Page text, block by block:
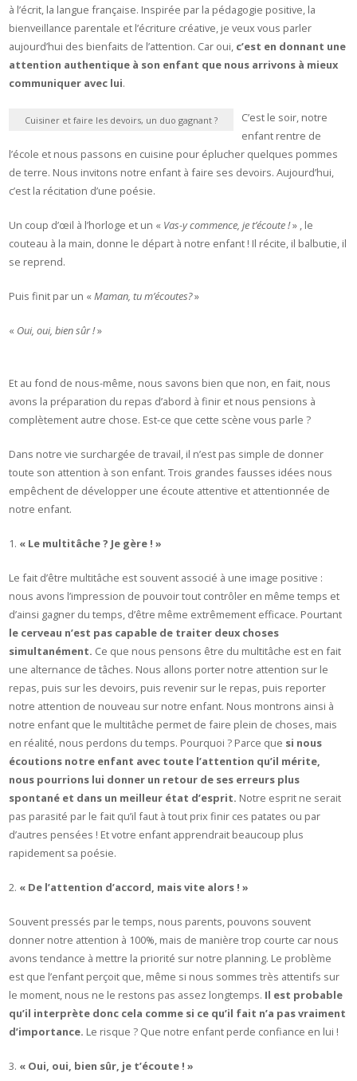
à l’écrit, la langue française. Inspirée par la pédagogie positive, la
bienveillance parentale et l’écriture créative, je veux vous parler
aujourd’hui des bienfaits de l’attention. Car oui, c’est en donnant une
attention authentique à son enfant que nous arrivons à mieux
communiquer avec lui.
Cuisiner et faire les devoirs, un duo gagnant ?
C’est le soir, notre
enfant rentre de
l’école et nous passons en cuisine pour éplucher quelques pommes
de terre. Nous invitons notre enfant à faire ses devoirs. Aujourd’hui,
c’est la récitation d’une poésie.
Un coup d’œil à l’horloge et un « Vas-y commence, je t’écoute !» , le
couteau à la main, donne le départ à notre enfant ! Il récite, il balbutie, il
se reprend.
Puis finit par un «Maman, tu m’écoutes?»
« Oui, oui, bien sûr !»
Et au fond de nous-même, nous savons bien que non, en fait, nous
avons la préparation du repas d’abord à finir et nous pensions à
complètement autre chose. Est-ce que cette scène vous parle ?
Dans notre vie surchargée de travail, il n’est pas simple de donner
toute son attention à son enfant. Trois grandes fausses idées nous
empêchent de développer une écoute attentive et attentionnée de
notre enfant.
« Le multitâche ? Je gère ! »
Le fait d’être multitâche est souvent associé à une image positive :
nous avons l’impression de pouvoir tout contrôler en même temps et
d’ainsi gagner du temps, d’être même extrêmement efficace. Pourtant
le cerveau n’est pas capable de traiter deux choses
simultanément. Ce que nous pensons être du multitâche est en fait
une alternance de tâches. Nous allons porter notre attention sur le
repas, puis sur les devoirs, puis revenir sur le repas, puis reporter
notre attention de nouveau sur notre enfant. Nous montrons ainsi à
notre enfant que le multitâche permet de faire plein de choses, mais
en réalité, nous perdons du temps. Pourquoi ? Parce que si nous
écoutions notre enfant avec toute l’attention qu’il mérite,
nous pourrions lui donner un retour de ses erreurs plus
spontané et dans un meilleur état d’esprit. Notre esprit ne serait
pas parasité par le fait qu’il faut à tout prix finir ces patates ou par
d’autres pensées ! Et votre enfant apprendrait beaucoup plus
rapidement sa poésie.
« De l’attention d’accord, mais vite alors ! »
Souvent pressés par le temps, nous parents, pouvons souvent
donner notre attention à 100%, mais de manière trop courte car nous
avons tendance à mettre la priorité sur notre planning. Le problème
est que l’enfant perçoit que, même si nous sommes très attentifs sur
le moment, nous ne le restons pas assez longtemps. Il est probable
qu’il interprète donc cela comme si ce qu’il fait n’a pas vraiment
d’importance. Le risque ? Que notre enfant perde confiance en lui !
« Oui, oui, bien sûr, je t’écoute ! »